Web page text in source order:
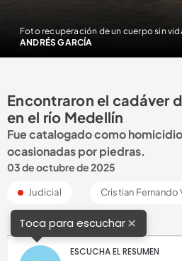
Foto recuperación de un cuerpo sin
ANDRÉS GARCÍA
Encontraron el cadáver
en el río Medellín
Fue catalogado como
ocasionadas por piedras.
03 de octubre de 2025
Judicial Cristian Fernando
Toca para escuchar×
ESCUCHA EL RESUMEN